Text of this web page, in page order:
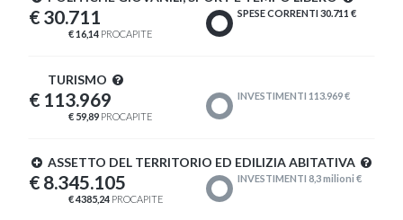
€ 30.711
€ 16,14 PROCAPITE
SPESE CORRENTI 30.711 €
TURISMO
€ 113.969
€ 59,89 PROCAPITE
INVESTIMENTI 113.969 €
ASSETTO DEL TERRITORIO ED EDILIZIA ABITATIVA
€ 8.345.105
€ 4385,24 PROCAPITE
INVESTIMENTI 8,3 milioni €